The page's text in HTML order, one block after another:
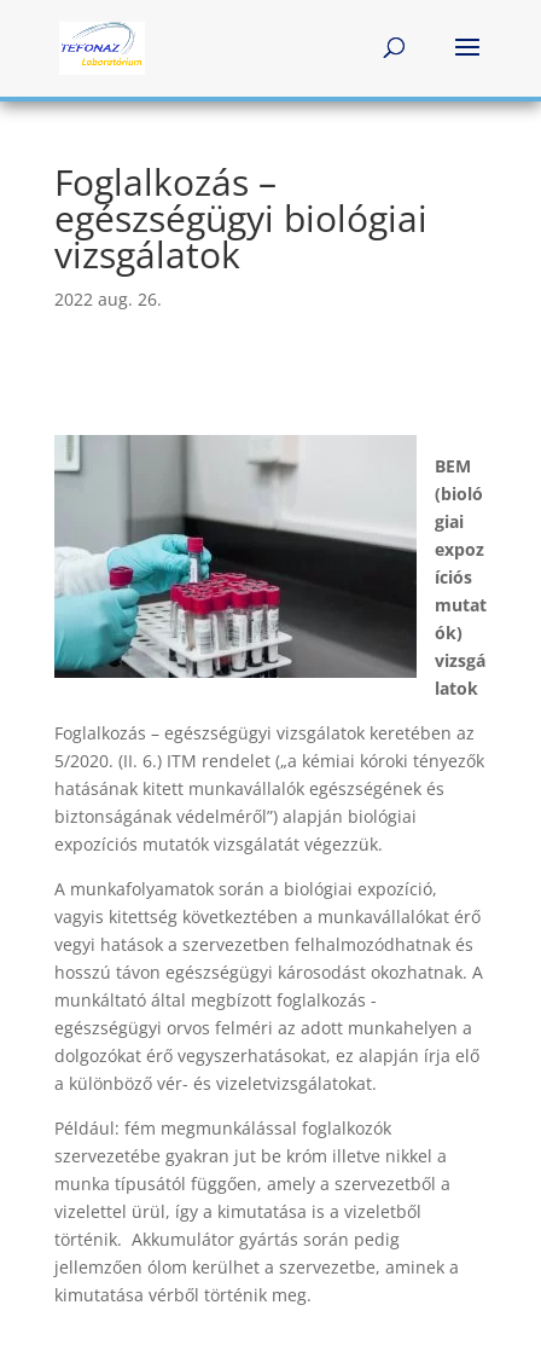
Foglalkozás –
egészségügyi biológiai
vizsgálatok
2022 aug. 26.
BEM
(bioló
giai
expoz
íciós
mutat
ók)
vizsgá
latok
Foglalkozás – egészségügyi vizsgálatok keretében az
5/2020. (II. 6.) ITM rendelet („a kémiai kóroki tényezők
hatásának kitett munkavállalók egészségének és
biztonságának védelméről”) alapján biológiai
expozíciós mutatók vizsgálatát végezzük.
A munkafolyamatok során a biológiai expozíció,
vagyis kitettség következtében a munkavállalókat érő
vegyi hatások a szervezetben felhalmozódhatnak és
hosszú távon egészségügyi károsodást okozhatnak. A
munkáltató által megbízott foglalkozás -
egészségügyi orvos felméri az adott munkahelyen a
dolgozókat érő vegyszerhatásokat, ez alapján írja elő
a különböző vér- és vizeletvizsgálatokat.
Például: fém megmunkálással foglalkozók
szervezetébe gyakran jut be króm illetve nikkel a
munka típusától függően, amely a szervezetből a
vizelettel ürül, így a kimutatása is a vizeletből
történik. Akkumulátor gyártás során pedig
jellemzően ólom kerülhet a szervezetbe, aminek a
kimutatása vérből történik meg.